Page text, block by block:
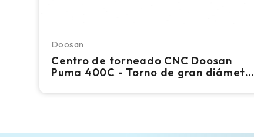
Doosan
Centro de torneado CNC Doosan
Puma 400C - Torno de gran diámetro